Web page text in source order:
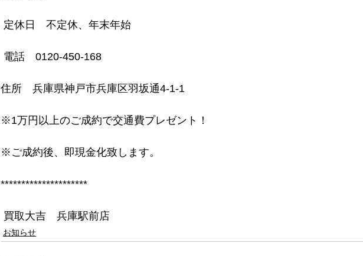
定休日　不定休、年末年始
電話　0120-450-168
住所　兵庫県神戸市兵庫区羽坂通4-1-1
※1万円以上のご成約で交通費プレゼント！
※ご成約後、即現金化致します。
*********************
買取大吉　兵庫駅前店
お知らせ